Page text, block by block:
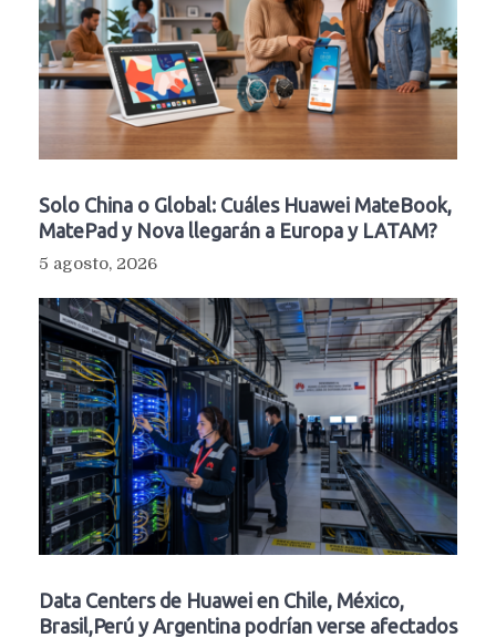
Solo China o Global: Cuáles Huawei MateBook,
MatePad y Nova llegarán a Europa y LATAM?
5 agosto, 2026
Data Centers de Huawei en Chile, México,
Brasil,Perú y Argentina podrían verse afectados